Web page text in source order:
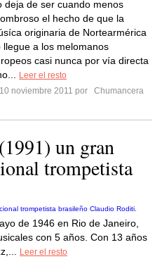
deja de ser cuando menos
el hecho de que la
originaria de Nortearmérica
llegue a los melomanos
casi nunca por vía directa
Leer el resto
noviembre 2011 por
Chumancera
un gran
trompetista
de 1946 en Rio de Janeiro,
con 5 años. Con 13 años
Leer el resto